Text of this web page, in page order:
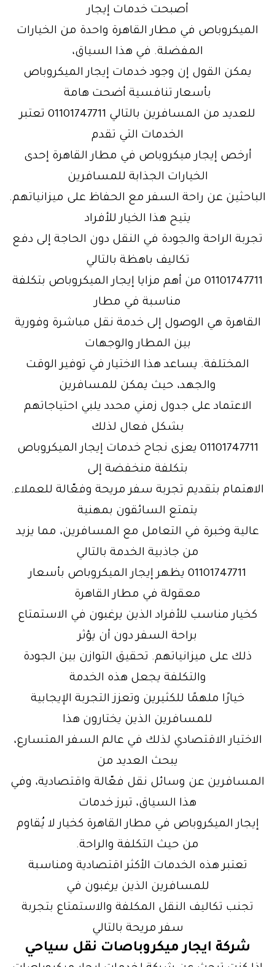
أصبحت خدمات إيجار
الميكروباص في مطار القاهرة واحدة من الخيارات
المفضلة. في هذا السياق،
يمكن القول إن وجود خدمات إيجار الميكروباص
بأسعار تنافسية أضحت هامة
للعديد من المسافرين بالتالي 01101747711 تعتبر
الخدمات التي تقدم
أرخص إيجار ميكروباص في مطار القاهرة إحدى
الخيارات الجذابة للمسافرين
الباحثين عن راحة السفر مع الحفاظ على ميزانياتهم.
يتيح هذا الخيار للأفراد
تجربة الراحة والجودة في النقل دون الحاجة إلى دفع
تكاليف باهظة بالتالي
01101747711 من أهم مزايا إيجار الميكروباص بتكلفة
مناسبة في مطار
القاهرة هي الوصول إلى خدمة نقل مباشرة وفورية
بين المطار والوجهات
المختلفة. يساعد هذا الاختيار في توفير الوقت
والجهد، حيث يمكن للمسافرين
الاعتماد على جدول زمني محدد يلبي احتياجاتهم
بشكل فعال لذلك
01101747711 يعزى نجاح خدمات إيجار الميكروباص
بتكلفة منخفضة إلى
الاهتمام بتقديم تجربة سفر مريحة وفعّالة للعملاء.
يتمتع السائقون بمهنية
عالية وخبرة في التعامل مع المسافرين، مما يزيد
من جاذبية الخدمة بالتالي
01101747711 يظهر إيجار الميكروباص بأسعار
معقولة في مطار القاهرة
كخيار مناسب للأفراد الذين يرغبون في الاستمتاع
براحة السفر دون أن يؤثر
ذلك على ميزانياتهم. تحقيق التوازن بين الجودة
والتكلفة يجعل هذه الخدمة
خيارًا ملهمًا للكثيرين وتعزز التجربة الإيجابية
للمسافرين الذين يختارون هذا
الاختيار الاقتصادي لذلك في عالم السفر المتسارع،
يبحث العديد من
المسافرين عن وسائل نقل فعّالة واقتصادية، وفي
هذا السياق، تبرز خدمات
إيجار الميكروباص في مطار القاهرة كخيار لا يُقاوم
من حيث التكلفة والراحة.
تعتبر هذه الخدمات الأكثر اقتصادية ومناسبة
للمسافرين الذين يرغبون في
تجنب تكاليف النقل المكلفة والاستمتاع بتجربة
سفر مريحة بالتالي
شركة ايجار ميكروباصات نقل سياحي